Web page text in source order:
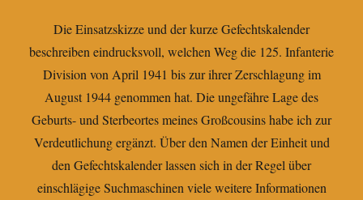
Die Einsatzskizze und der kurze Gefechtskalender
beschreiben eindrucksvoll, welchen Weg die 125. Infanterie
Division von April 1941 bis zur ihrer Zerschlagung im
August 1944 genommen hat. Die ungefähre Lage des
Geburts- und Sterbeortes meines Großcousins habe ich zur
Verdeutlichung ergänzt. Über den Namen der Einheit und
den Gefechtskalender lassen sich in der Regel über
einschlägige Suchmaschinen viele weitere Informationen